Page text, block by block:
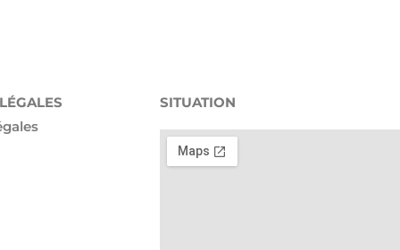
SITUATION